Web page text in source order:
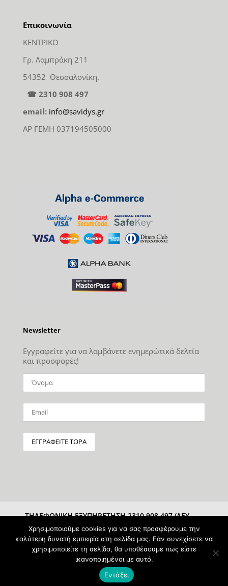
Επικοινωνία
ΚΕΝΤΡΙΚΟ
Γρ. Λαμπράκη 211
54352 Θεσσαλονίκη.
☎ 2310 908 497
email: info@savidys.gr
ΑΡ ΓΕΜΗ 037194505000
Newsletter
Εγγραφείτε για να λαμβάνετε ενημερώτικά δελτία
και προσφορές!
ΤΗΛΕΦΩΝΙΚΗ ΕΞΥΠΗΡΕΤΗΣΗ 2310 908 497 (ΔΕΥ-
ΣΑΒ 10:00-15:00)
Powered & Protected by
Χρησιμοποιούμε cookies για να σας προσφέρουμε την
καλύτερη δυνατή εμπειρία στη σελίδα μας. Εάν συνεχίσετε να
χρησιμοποιείτε τη σελίδα, θα υποθέσουμε πως είστε
ικανοποιημένοι με αυτό.
Εντάξει